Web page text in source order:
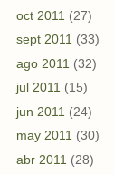
oct 2011 (27)
sept 2011 (33)
ago 2011 (32)
jul 2011 (15)
jun 2011 (24)
may 2011 (30)
abr 2011 (28)